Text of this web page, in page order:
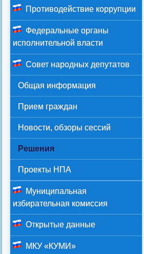
Противодействие коррупции
Федеральные органы
исполнительной власти
Совет народных депутатов
Общая информация
Прием граждан
Новости, обзоры сессий
Решения
Проекты НПА
Муниципальная
избирательная комиссия
Открытые данные
МКУ «КУМИ»